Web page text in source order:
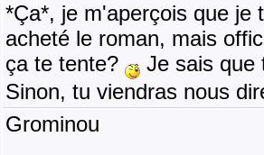
*Ça*, je m'aperçois que je
acheté le roman, mais
ça te tente?
Je sais que
Sinon, tu viendras nous
Grominou